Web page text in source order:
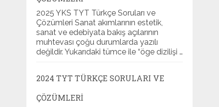
2025 YKS TYT Türkçe Soruları ve
Çözümleri Sanat akımlarının estetik,
sanat ve edebiyata bakış açılarının
muhtevası çoğu durumlarda yazılı
değildir. Yukarıdaki tümce ile “öge dizilişi …
2024 TYT TÜRKÇE SORULARI VE
ÇÖZÜMLERI